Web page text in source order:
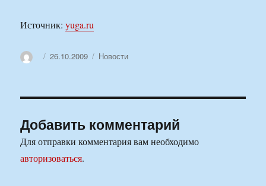
Источник:yuga.ru
АвторОпубликовано
26.10.2009 Рубрики
Новости
Добавить комментарий
Для отправки комментария вам необходимо
авторизоваться.